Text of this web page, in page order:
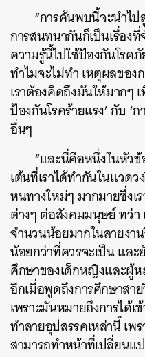
“การค้นพบนี้จะนำไ
การสนทนากันก็เป็นเรื่อง
ความรู้นี้ไปใช้ป้องกันโรค
ทำไมจะไม่ทำ เหตุผลของ
เราต้องคิดถึงมันให้มากๆ
ป้องกันโรคร้ายแรง’ กับ ‘
อื่นๆ
“และนี่คือหนึ่งในหัว
เต้นที่เราได้ทำกันในแวด
หนทางใหม่ๆ มากมายซึ่ง
ต่างๆ ต่อสังคมมนุษย์ ทว่
จำนวนน้อยมากในสายงา
น้อยกว่าที่ควรจะเป็น และ
ศึกษาของเด็กหญิงและผู้
อีกเมื่อพูดถึงการศึกษาส
เพราะมันหมายถึงการได้เ
ทำลายอุปสรรคเหล่านี้ เ
สามารถทำหน้าที่เปลี่ยนแ